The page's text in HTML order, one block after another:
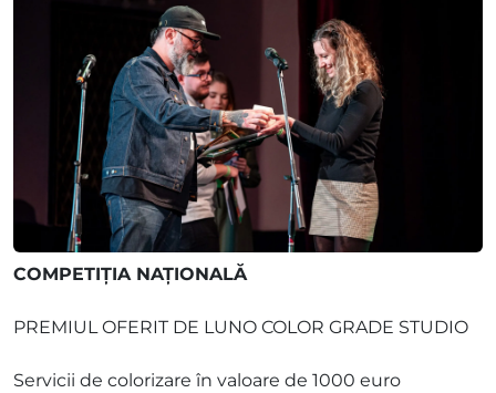
COMPETIȚIA NAŢIONALĂ
PREMIUL OFERIT DE LUNO COLOR GRADE STUDIO
Servicii de colorizare în valoare de 1000 euro